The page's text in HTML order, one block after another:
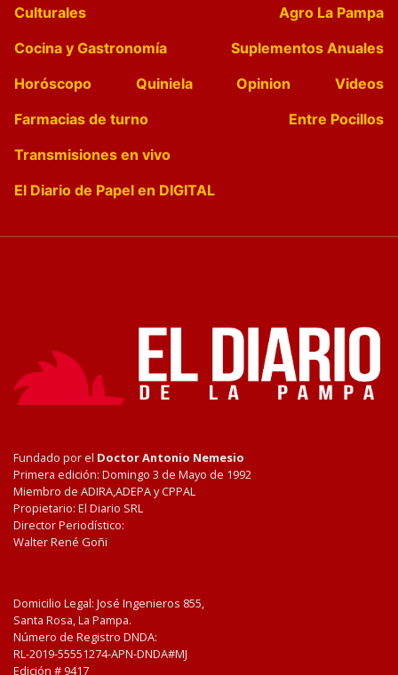
Culturales
Agro La Pampa
Cocina y Gastronomía
Suplementos Anuales
Horóscopo
Quiniela Opinion
Videos
Farmacias de turno
Entre Pocillos
Transmisiones en vivo
El Diario de Papel en DIGITAL
Fundado por el Doctor Antonio Nemesio
Primera edición: Domingo 3 de Mayo de 1992
Miembro de ADIRA,ADEPA y CPPAL
Propietario: El Diario SRL
Director Periodístico:
Walter René Goñi
Domicilio Legal: José Ingenieros 855,
Santa Rosa, La Pampa.
Número de Registro DNDA:
RL-2019-55551274-APN-DNDA#MJ
Edición # 9417